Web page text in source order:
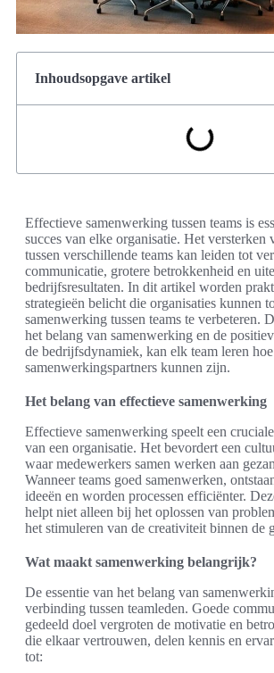
Inhoudsopgave artikel
Effectieve samenwerking tussen teams is
succes van elke organisatie. Het versterken
tussen verschillende teams kan leiden tot
communicatie, grotere betrokkenheid en
bedrijfsresultaten. In dit artikel worden
strategieën belicht die organisaties kunnen
samenwerking tussen teams te verbeteren.
het belang van samenwerking en de
de bedrijfsdynamiek, kan elk team leren
samenwerkingspartners kunnen zijn.
Het belang van effectieve samenwerking
Effectieve samenwerking speelt een
van een organisatie. Het bevordert een
waar medewerkers samen werken aan
Wanneer teams goed samenwerken,
ideeën en worden processen efficiënter.
helpt niet alleen bij het oplossen van
het stimuleren van de creativiteit binnen de
Wat maakt samenwerking belangrijk?
De essentie van het belang van
verbinding tussen teamleden. Goede
gedeeld doel vergroten de motivatie en
die elkaar vertrouwen, delen kennis en
tot: